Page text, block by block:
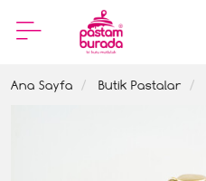
Ana Sayfa Butik Pastalar